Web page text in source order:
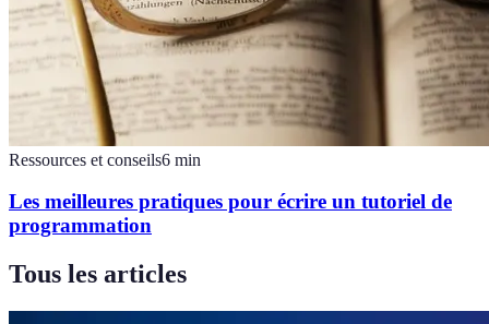
Ressources et conseils6 min
Les meilleures pratiques pour écrire un tutoriel de
programmation
Tous les articles